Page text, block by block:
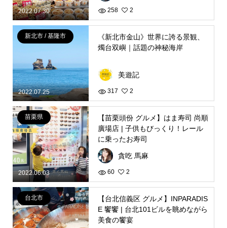
2022.07.30 258 2
2022.07.25
新北市 / 基隆市
《新北市金山》世界に誇る景観、
燭台双嶼｜話題の神秘海岸
美遊記
317 2
2022.06.03
苗栗県
【苗栗頭份 グルメ】はま寿司 尚順
廣場店 | 子供もびっくり！レール
に乗ったお寿司
貪吃 馬麻
60 2
台北市
【台北信義区 グルメ】INPARADIS
E 饗饗 | 台北101ビルを眺めながら
美食の饗宴